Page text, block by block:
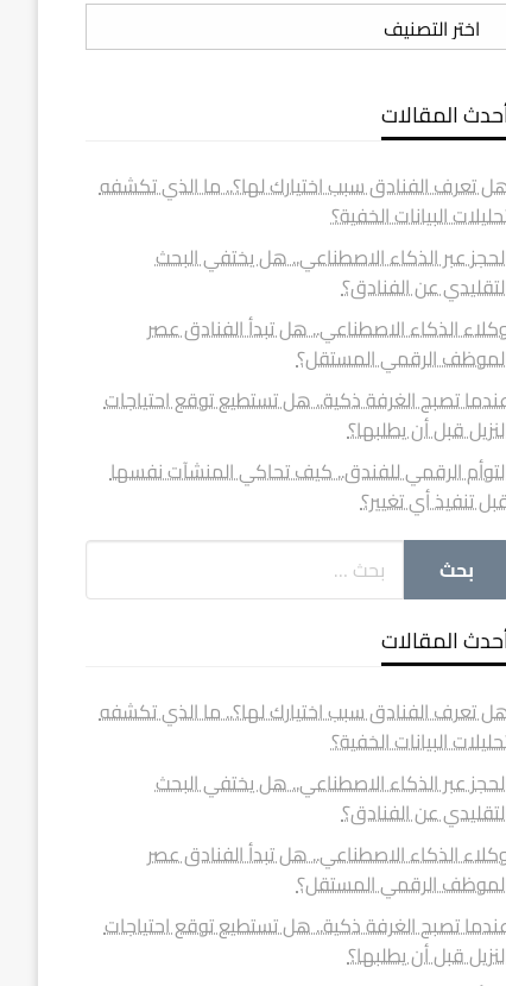
تصنيفات
المقالات
تعرف الفنادق سبب اختيارك لها؟.. ما الذي تكشفه
البيانات الخفية؟
عبر الذكاء الاصطناعي.. هل يختفي البحث
عن الفنادق؟
الذكاء الاصطناعي.. هل تبدأ الفنادق عصر
الرقمي المستقل؟
تصبح الغرفة ذكية.. هل تستطيع توقع احتياجات
قبل أن يطلبها؟
الرقمي للفندق.. كيف تحاكي المنشآت نفسها
تنفيذ أي تغيير؟
المقالات
تعرف الفنادق سبب اختيارك لها؟.. ما الذي تكشفه
البيانات الخفية؟
عبر الذكاء الاصطناعي.. هل يختفي البحث
عن الفنادق؟
الذكاء الاصطناعي.. هل تبدأ الفنادق عصر
الرقمي المستقل؟
تصبح الغرفة ذكية.. هل تستطيع توقع احتياجات
قبل أن يطلبها؟